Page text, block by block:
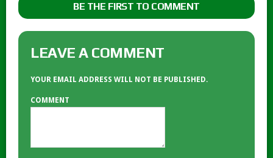
BE THE FIRST TO COMMENT
LEAVE A COMMENT
YOUR EMAIL ADDRESS WILL NOT BE PUBLISHED.
COMMENT